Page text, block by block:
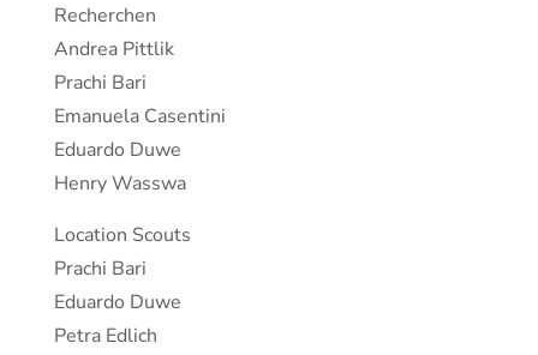
Recherchen
Andrea Pittlik
Prachi Bari
Emanuela Casentini
Eduardo Duwe
Henry Wasswa
Location Scouts
Prachi Bari
Eduardo Duwe
Petra Edlich